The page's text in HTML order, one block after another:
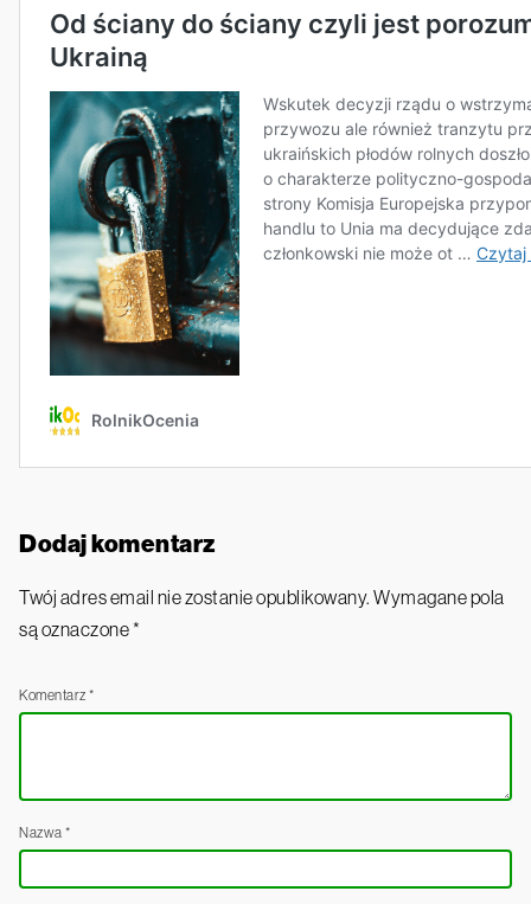
Dodaj komentarz
Twój adres email nie zostanie opublikowany. Wymagane pola
są oznaczone*
Komentarz *
Nazwa *